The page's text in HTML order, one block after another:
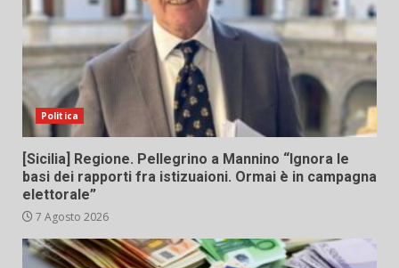
Politica
[Sicilia] Regione. Pellegrino a Mannino “Ignora le
basi dei rapporti fra istizuaioni. Ormai è in campagna
elettorale”
7 Agosto 2026